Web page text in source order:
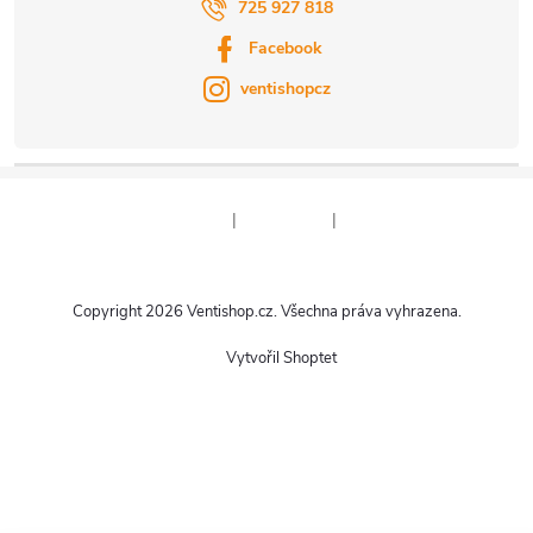
725 927 818
Facebook
ventishopcz
| |
Vytvořil Shoptet
Copyright 2026 Ventishop.cz. Všechna práva vyhrazena.